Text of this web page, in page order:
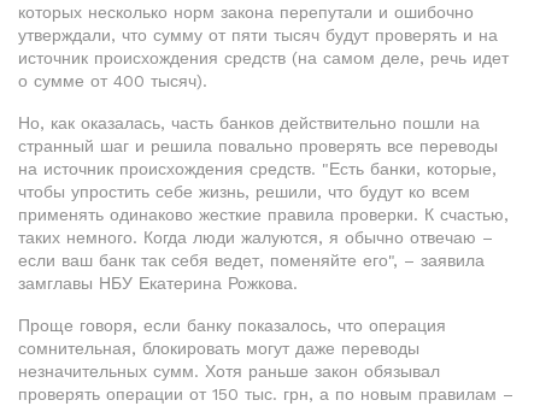
которых несколько норм закона перепутали и ошибочно
утверждали, что сумму от пяти тысяч будут проверять и на
источник происхождения средств (на самом деле, речь идет
о сумме от 400 тысяч).
Но, как оказалась, часть банков действительно пошли на
странный шаг и решила повально проверять все переводы
на источник происхождения средств. "Есть банки, которые,
чтобы упростить себе жизнь, решили, что будут ко всем
применять одинаково жесткие правила проверки. К счастью,
таких немного. Когда люди жалуются, я обычно отвечаю –
если ваш банк так себя ведет, поменяйте его", – заявила
замглавы НБУ Екатерина Рожкова.
Проще говоря, если банку показалось, что операция
сомнительная, блокировать могут даже переводы
незначительных сумм. Хотя раньше закон обязывал
проверять операции от 150 тыс. грн, а по новым правилам –